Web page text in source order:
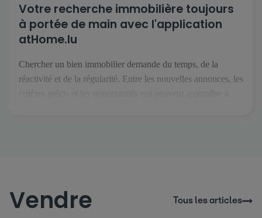
Votre recherche immobilière toujours
à portée de main avec l'application
atHome.lu
Chercher un bien immobilier demande du temps, de la
réactivité et de la régularité. Entre les nouvelles annonces, les
Vendre Tous les articles